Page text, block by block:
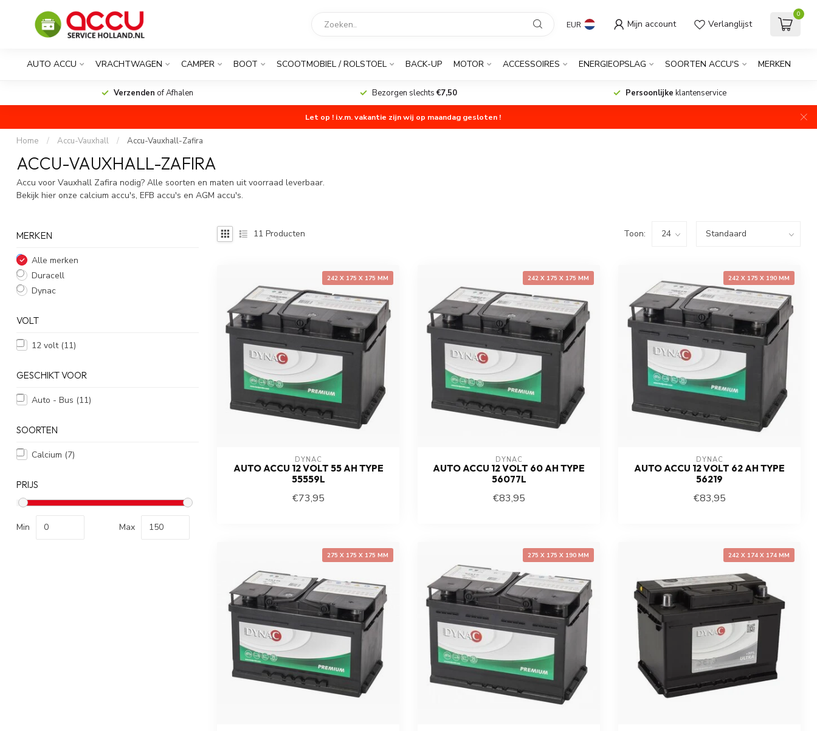
EUR Mijn account Verlanglijst
0
AUTO ACCU VRACHTWAGEN CAMPER BOOT SCOOTMOBIEL / ROLSTOEL BACK-UP MOTOR ACCESSOIRES ENERGIEOPSLAG SOORTEN ACCU'S MERKEN
Verzenden of Afhalen Bezorgen slechts€7,50 Persoonlijke klantenservice
Let op ! i.v.m. vakantie zijn wij op maandag gesloten !
Home / Accu-Vauxhall / Accu-Vauxhall-Zafira
ACCU-VAUXHALL-ZAFIRA
Accu voor Vauxhall Zafira nodig? Alle soorten en maten uit voorraad leverbaar.
Bekijk hier onze calcium accu's, EFB accu's en AGM accu's.
MERKEN
Alle merken
Duracell
Dynac
VOLT
12 volt (11)
GESCHIKT VOOR
Auto - Bus (11)
SOORTEN
Calcium (7)
PRIJS
Min Max
11 Producten Toon:
242 X 175 X 175 MM
DYNAC
AUTO ACCU 12 VOLT 55 AH TYPE
55559L
€73,95
242 X 175 X 175 MM
DYNAC
AUTO ACCU 12 VOLT 60 AH TYPE
56077L
€83,95
242 X 175 X 190 MM
DYNAC
AUTO ACCU 12 VOLT 62 AH TYPE
56219
€83,95
275 X 175 X 175 MM 275 X 175 X 190 MM 242 X 174 X 174 MM